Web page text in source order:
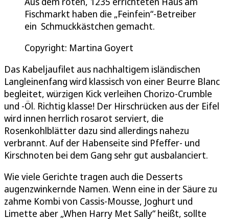
Fischmarkt haben die „Feinfein“-Betreiber
ein Schmuckkästchen gemacht.
Copyright: Martina Goyert
Das Kabeljaufilet aus nachhaltigem isländischen
Langleinenfang wird klassisch von einer Beurre Blanc
begleitet, würzigen Kick verleihen Chorizo-Crumble
und -Öl. Richtig klasse! Der Hirschrücken aus der Eifel
wird innen herrlich rosarot serviert, die
Rosenkohlblätter dazu sind allerdings nahezu
verbrannt. Auf der Habenseite sind Pfeffer- und
Kirschnoten bei dem Gang sehr gut ausbalanciert.
Wie viele Gerichte tragen auch die Desserts
augenzwinkernde Namen. Wenn eine in der Säure zu
zahme Kombi von Cassis-Mousse, Joghurt und
Limette aber „When Harry Met Sally“ heißt, sollte